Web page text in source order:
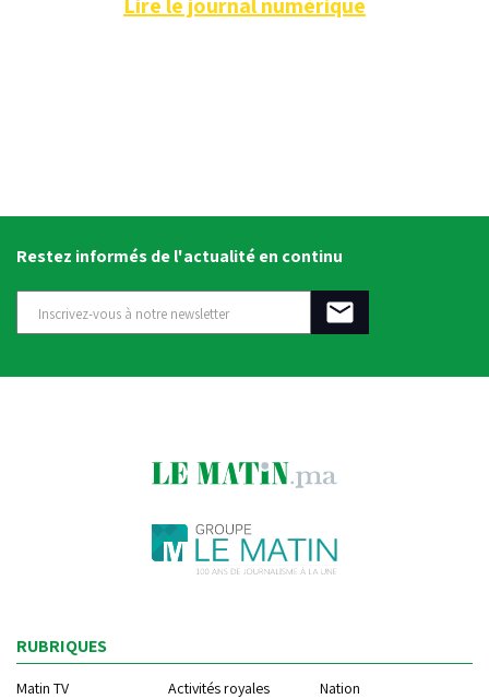
Restez informés de l'actualité en continu
RUBRIQUES
Matin TV Activités royales
Nation